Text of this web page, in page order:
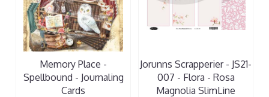
Memory Place -
Spellbound - Journaling
Cards
Jorunns Scrapperier - JS21-
007 - Flora - Rosa
Magnolia SlimLine